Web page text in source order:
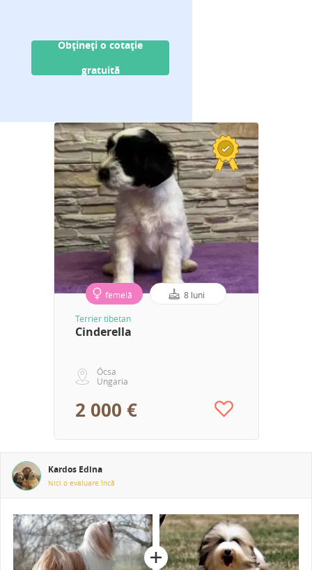
Obțineți o cotație
gratuită
femelă 8 luni
Terrier tibetan
Cinderella
Ócsa
Ungaria
2 000 €
Kardos Edina
Nici o evaluare încă